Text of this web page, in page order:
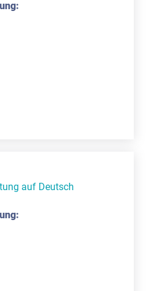
auf Deutsch